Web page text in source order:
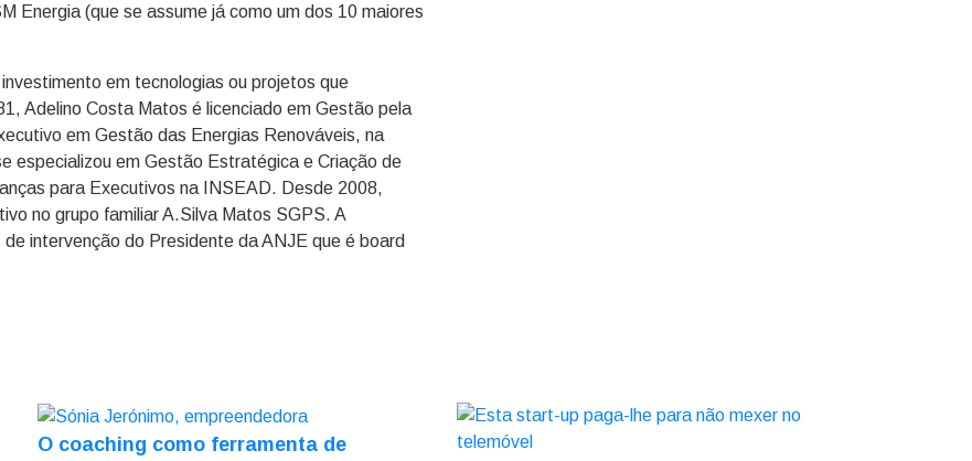
Energia (que se assume já como um dos 10 maiores
em tecnologias ou projetos que
Adelino Costa Matos é licenciado em Gestão pela
em Gestão das Energias Renováveis, na
especializou em Gestão Estratégica e Criação de
para Executivos na INSEAD. Desde 2008,
no grupo familiar A.Silva Matos SGPS. A
intervenção do Presidente da ANJE que é board
O coaching como ferramenta de